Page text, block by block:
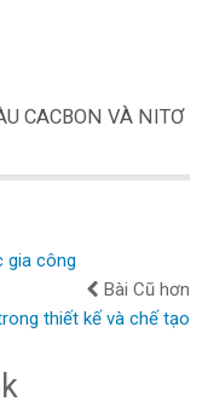
CACBON VÀ NITƠ
gia công
Bài Cũ hơn
thiết kế và chế tạo